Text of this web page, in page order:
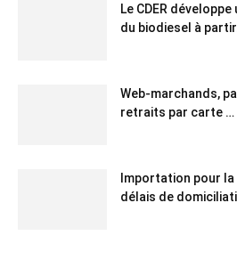
Le CDER
du biodiesel à
Web-marchands,
retraits par carte …
Importation pour la
délais de